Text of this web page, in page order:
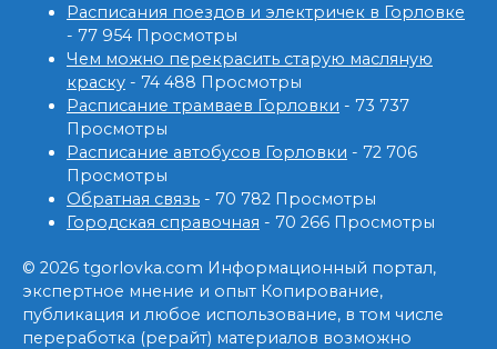
Расписания поездов и электричек в Горловке
- 77 954 Просмотры
Чем можно перекрасить старую масляную
краску - 74 488 Просмотры
Расписание трамваев Горловки - 73 737
Просмотры
Расписание автобусов Горловки - 72 706
Просмотры
Обратная связь - 70 782 Просмотры
Городская справочная - 70 266 Просмотры
© 2026 tgorlovka.com Информационный портал,
экспертное мнение и опыт Копирование,
публикация и любое использование, в том числе
переработка (рерайт) материалов возможно